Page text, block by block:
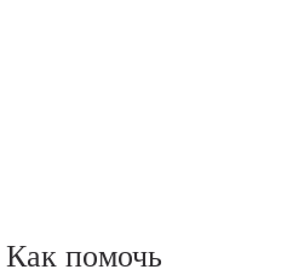
Как помочь